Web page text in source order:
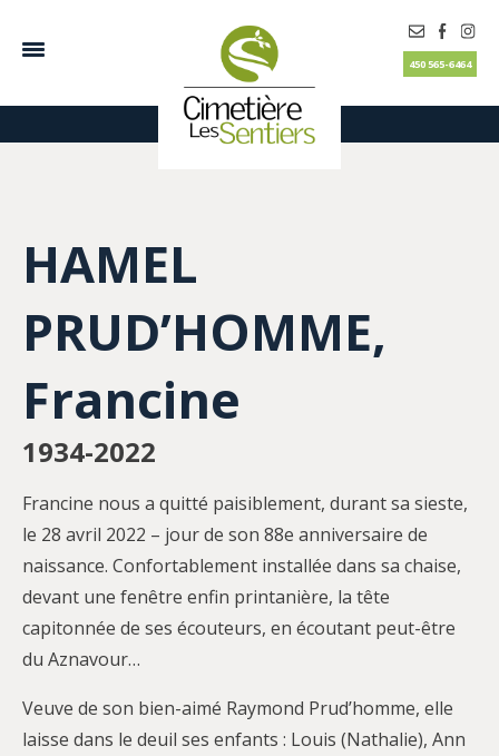
450 565-6464
HAMEL
PRUD’HOMME,
Francine
1934-2022
Francine nous a quitté paisiblement, durant sa sieste,
le 28 avril 2022 – jour de son 88e anniversaire de
naissance. Confortablement installée dans sa chaise,
devant une fenêtre enfin printanière, la tête
capitonnée de ses écouteurs, en écoutant peut-être
du Aznavour…
Veuve de son bien-aimé Raymond Prud’homme, elle
laisse dans le deuil ses enfants : Louis (Nathalie), Ann